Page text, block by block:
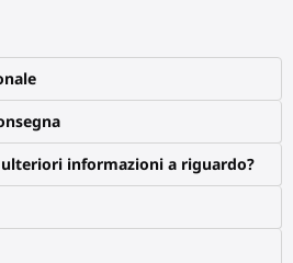
informazioni a riguardo?